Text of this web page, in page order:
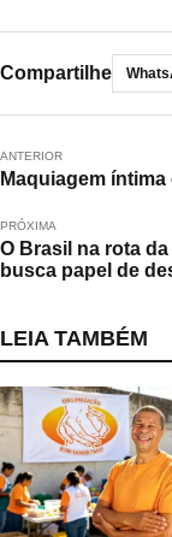
Compartilhe
ANTERIOR
Maquiagem
PRÓXIMA
O Brasil na rota
busca papel de
LEIA TAMBÉM